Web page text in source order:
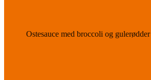
Ostesauce med broccoli og gulerødder